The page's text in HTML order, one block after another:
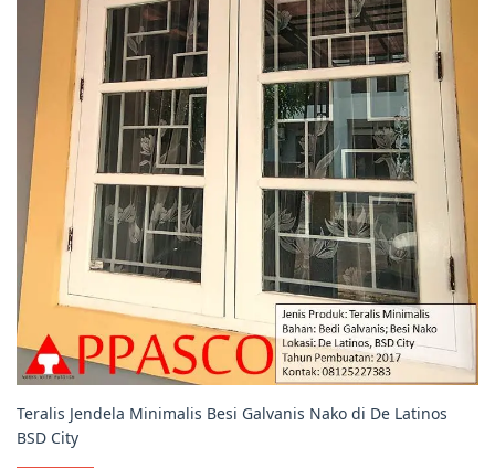
Teralis Jendela Minimalis Besi Galvanis Nako di De Latinos
BSD City